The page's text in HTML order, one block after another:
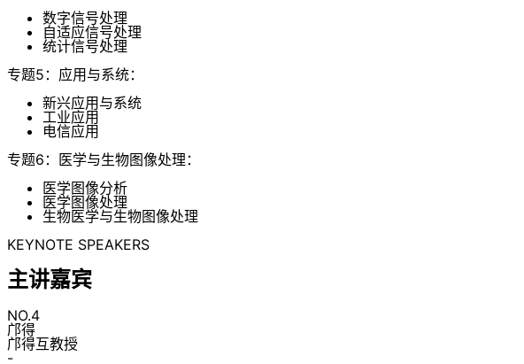
数字信号处理
自适应信号处理
统计信号处理
专题5：应用与系统：
新兴应用与系统
工业应用
电信应用
专题6：医学与生物图像处理：
医学图像分析
医学图像处理
生物医学与生物图像处理
KEYNOTE SPEAKERS
主讲嘉宾
NO.4
邝得
邝得互教授
-